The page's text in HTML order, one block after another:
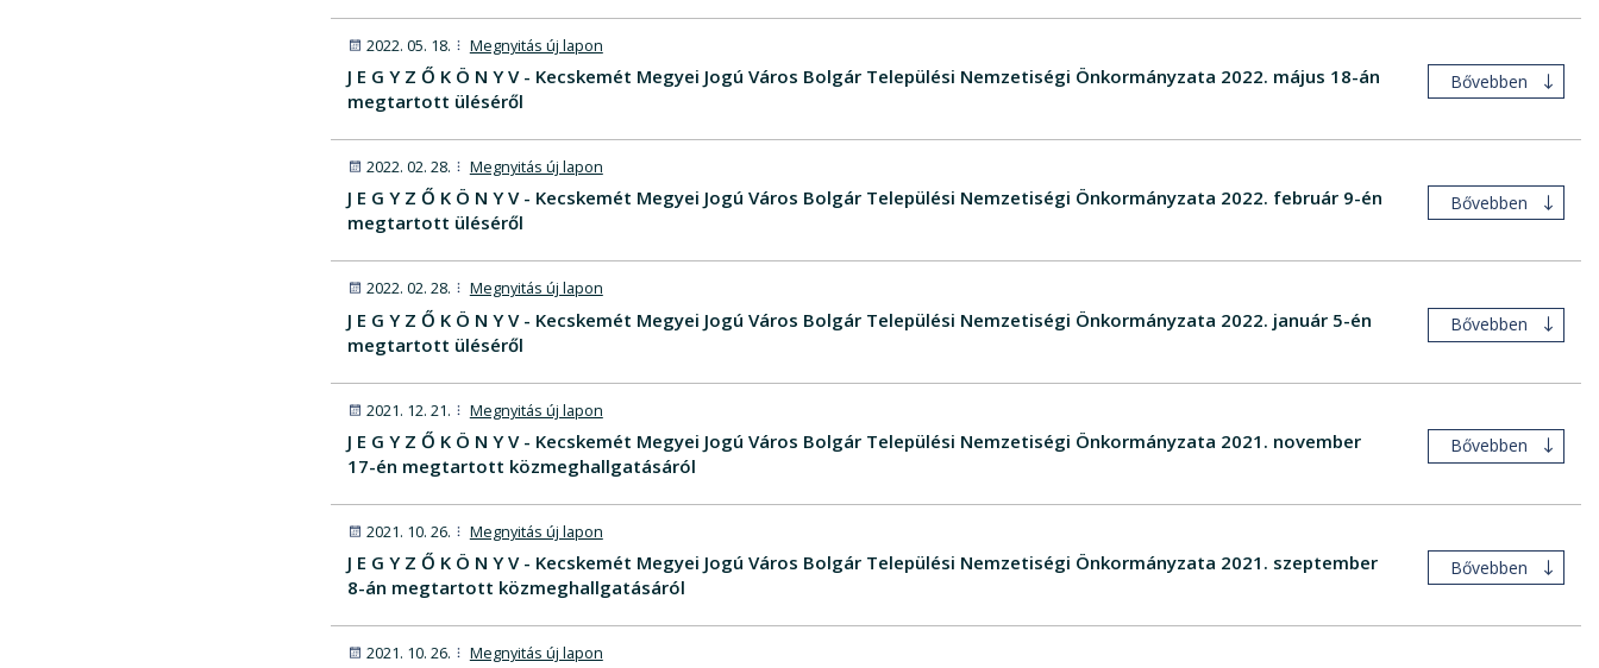
2022. 05. 18. Megnyitás új lapon
J E G Y Z Ő K Ö N Y V - Kecskemét Megyei Jogú Város Bolgár Települési Nemzetiségi Önkormányzata 2022. május 18-án
megtartott üléséről
Bővebben
2022. 02. 28. Megnyitás új lapon
J E G Y Z Ő K Ö N Y V - Kecskemét Megyei Jogú Város Bolgár Települési Nemzetiségi Önkormányzata 2022. február 9-én
megtartott üléséről
Bővebben
2022. 02. 28. Megnyitás új lapon
J E G Y Z Ő K Ö N Y V - Kecskemét Megyei Jogú Város Bolgár Települési Nemzetiségi Önkormányzata 2022. január 5-én
megtartott üléséről
Bővebben
2021. 12. 21. Megnyitás új lapon
J E G Y Z Ő K Ö N Y V - Kecskemét Megyei Jogú Város Bolgár Települési Nemzetiségi Önkormányzata 2021. november
17-én megtartott közmeghallgatásáról
Bővebben
2021. 10. 26. Megnyitás új lapon
J E G Y Z Ő K Ö N Y V - Kecskemét Megyei Jogú Város Bolgár Települési Nemzetiségi Önkormányzata 2021. szeptember
8-án megtartott közmeghallgatásáról
Bővebben
2021. 10. 26. Megnyitás új lapon